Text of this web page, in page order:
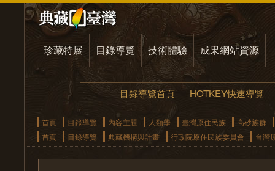
珍藏特展 目錄導覽 技術體驗 成果網站資源
目錄導覽首頁 HOTKEY快速導覽
首頁 目錄導覽 內容主題 人類學 臺灣原住民族
高砂族群
首頁
目錄導覽 典藏機構與計畫 行政院原住民族委員會 台灣